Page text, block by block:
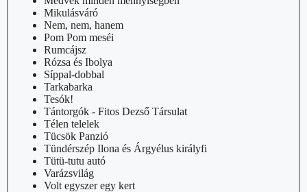
Mikulásváró
Nem, nem, hanem
Pom Pom meséi
Rumcájsz
Rózsa és Ibolya
Síppal-dobbal
Tarkabarka
Tesók!
Tántorgók - Fitos Dezső Társulat
Télen telelek
Tücsök Panzió
Tündérszép Ilona és Árgyélus királyfi
Tütü-tutu autó
Varázsvilág
Volt egyszer egy kert